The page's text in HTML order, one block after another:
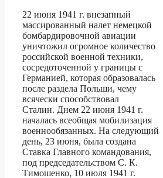
22 июня 1941 г. внезапный
массированный налет немецкой
бомбардировочной авиации
уничтожил огромное количество
российской военной техники,
сосредоточенной у границы с
Германией, которая образовалась
после раздела Польши, чему
всячески способствовал
Сталин. Днем 22 июня 1941 г.
началась всеобщая мобилизация
военнообязанных. На следующий
день, 23 июня, была создана
Ставка Главного командования,
под председательством С. К.
Тимошенко, 10 июля 1941 г.